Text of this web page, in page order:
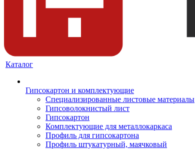
Каталог
Гипсокартон и комплектующие
Специализированные листовые материалы
Гипсоволокнистый лист
Гипсокартон
Комплектующие для металлокаркаса
Профиль для гипсокартона
Профиль штукатурный, маячковый